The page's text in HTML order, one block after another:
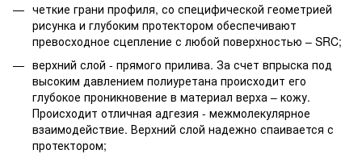
четкие грани профиля, со специфической геометрией
рисунка и глубоким протектором обеспечивают
превосходное сцепление с любой поверхностью – SRC;
верхний слой - прямого прилива. За счет впрыска под
высоким давлением полиуретана происходит его
глубокое проникновение в материал верха – кожу.
Происходит отличная адгезия - межмолекулярное
взаимодействие. Верхний слой надежно спаивается с
протектором;